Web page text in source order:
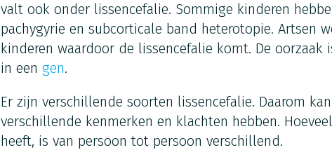
valt ook onder lissencefalie. Sommige kinderen
pachygyrie en subcorticale band heterotopie. Artsen
kinderen waardoor de lissencefalie komt. De oorzaak
in een gen.
Er zijn verschillende soorten lissencefalie. Daarom
verschillende kenmerken en klachten hebben.
heeft, is van persoon tot persoon verschillend.